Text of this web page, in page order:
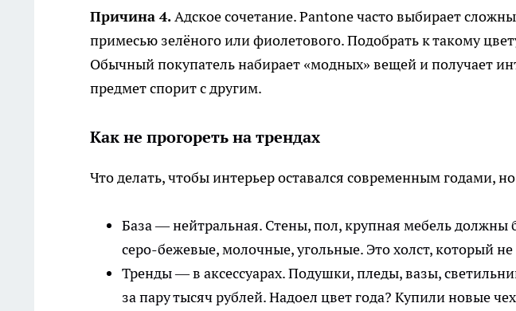
Причина 4.Адское сочетание. Pantone часто выбирает
примесью зелёного или фиолетового. Подобрать к такому
Обычный покупатель набирает «модных» вещей и получает
предмет спорит с другим.
Как не прогореть на трендах
Что делать, чтобы интерьер оставался современным годами,
База — нейтральная. Стены, пол, крупная мебель
серо-бежевые, молочные, угольные. Это холст, который не
Тренды — в аксессуарах. Подушки, пледы, вазы,
за пару тысяч рублей. Надоел цвет года? Купили новые